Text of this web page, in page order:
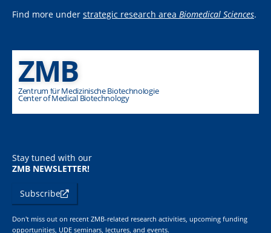
Find more under strategic research area Biomedical Sciences.
ZMB
Zentrum für Medizinische Biotechnologie
Center of Medical Biotechnology
Stay tuned with our
ZMB NEWSLETTER!
Subscribe
Don't miss out on recent ZMB-related research activities, upcoming funding
opportunities, UDE seminars, lectures, and events.